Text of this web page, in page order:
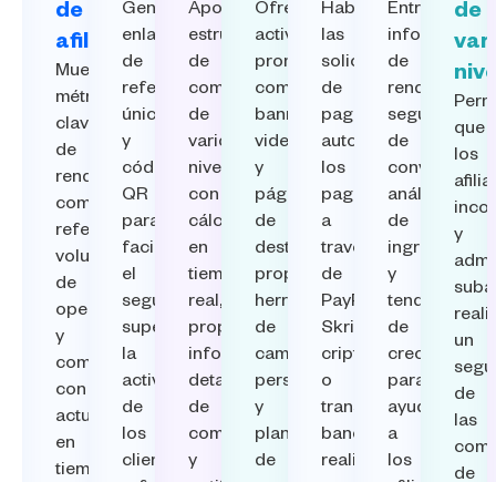
de
afiliados
Muestre
métricas
clave
de
rendimiento
como
referencias,
volumen
de
operaciones
y
comisiones,
con
actualizaciones
en
tiempo
Genere
enlaces
de
referencia
únicos
y
códigos
QR
para
facilitar
el
seguimiento,
supervise
la
actividad
de
los
clientes
Apoye
estructuras
de
comisiones
de
varios
niveles
con
cálculos
en
tiempo
real,
proporcione
informes
detallados
de
comisiones
y
Ofrezca
activos
promocionales
como
banners,
videos
y
páginas
de
destino,
proporcione
herramientas
de
campaña
personalizadas
y
plantillas
de
Habilite
las
solicitudes
de
pago,
automatice
los
pagos
a
través
de
PayPal,
Skrill,
criptomonedas
o
transferencias
bancarias,
realice
Entregue
informes
de
rendimiento,
seguimiento
de
análisis
de
ingresos
y
tendencias
de
crecimiento
para
ayudar
a
los
de
que
los
y
un
de
las
de